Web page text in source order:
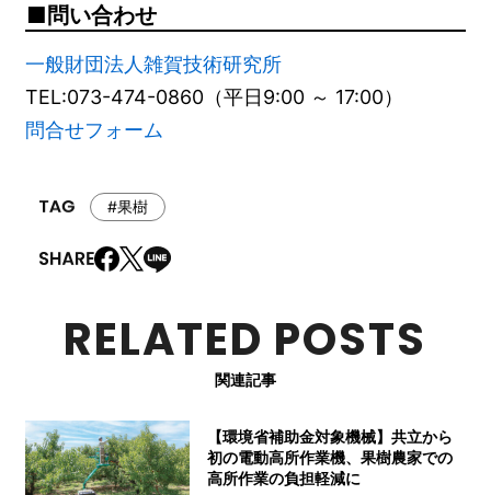
問い合わせ
一般財団法人雑賀技術研究所
TEL:073-474-0860（平日9:00 ～ 17:00）
問合せフォーム
#果樹
RELATED POSTS
関連記事
【環境省補助金対象機械】共立から
初の電動高所作業機、果樹農家での
高所作業の負担軽減に